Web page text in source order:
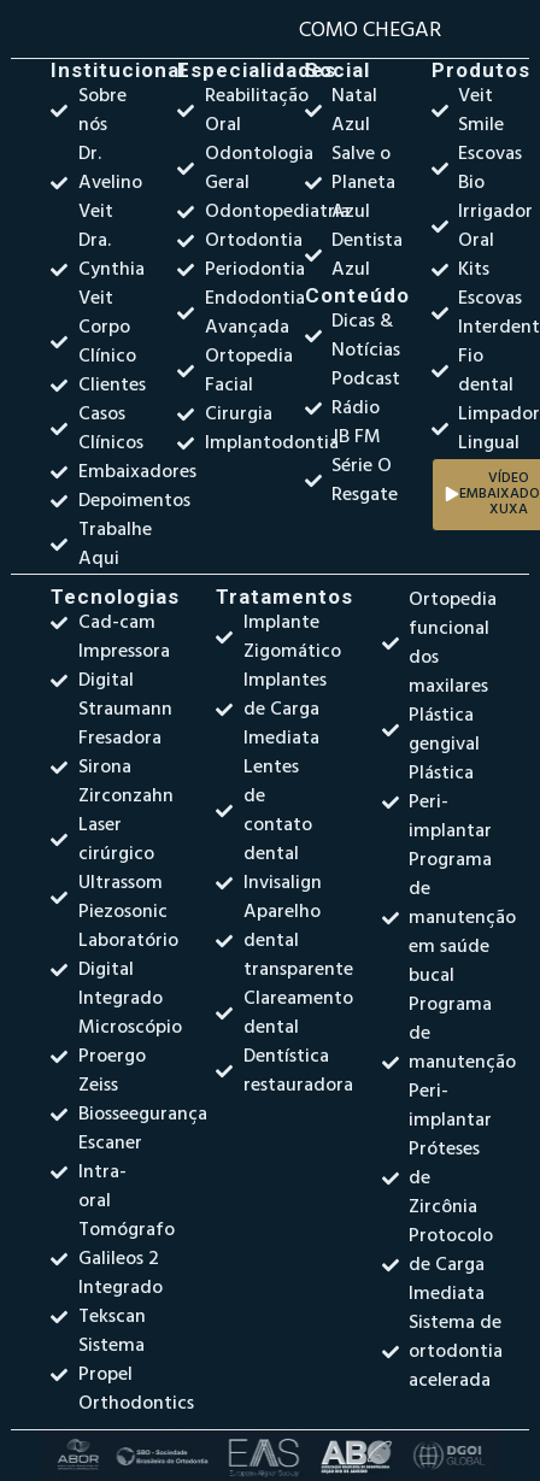
COMO CHEGAR
Institucional
Sobre
nós
Dr.
Avelino
Veit
Dra.
Cynthia
Veit
Corpo
Clínico
Clientes
Casos
Clínicos
Embaixadores
Depoimentos
Trabalhe
Aqui
Especialidades
Reabilitação
Oral
Odontologia
Geral
Odontopediatria
Ortodontia
Periodontia
Endodontia
Avançada
Ortopedia
Facial
Cirurgia
Implantodontia
Social
Natal
Azul
Salve o
Planeta
Azul
Dentista
Azul
Conteúdo
Dicas &
Notícias
Podcast
Rádio
JB FM
Série O
Resgate
Produtos
Veit
Smile
Escovas
Bio
Irrigador
Oral
Kits
Escovas
Fio
dental
Limpador
Lingual
VÍDEO
XUXA
Tecnologias
Cad-cam
Impressora
Digital
Straumann
Fresadora
Sirona
Zirconzahn
Laser
cirúrgico
Ultrassom
Piezosonic
Laboratório
Digital
Integrado
Microscópio
Proergo
Zeiss
Biosseegurança
Escaner
Intra-
oral
Tomógrafo
Galileos 2
Integrado
Tekscan
Sistema
Propel
Orthodontics
Tratamentos
Implante
Zigomático
Implantes
de Carga
Imediata
Lentes
de
contato
dental
Invisalign
Aparelho
dental
transparente
Clareamento
dental
Dentística
restauradora
Ortopedia
funcional
dos
maxilares
Plástica
gengival
Plástica
Peri-
implantar
Programa
de
manutenção
em saúde
bucal
Programa
de
manutenção
Peri-
implantar
Próteses
de
Zircônia
Protocolo
de Carga
Imediata
Sistema de
ortodontia
acelerada